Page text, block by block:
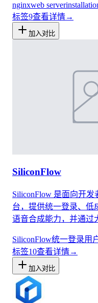
nginxweb server
标签9查看详情→
加入对比
SiliconFlow
SiliconFlow 是面向开
台，提供统一登录、低
语音合成能力，并通过
SiliconFlow统一登录用
标签10查看详情→
加入对比